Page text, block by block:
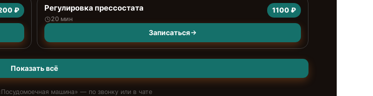
₽ Регулировка прессостата
20 мин
1100 ₽
Записаться
Показать всё
Посудомоечная машина» — по звонку или в чате